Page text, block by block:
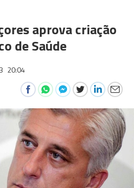
aprova criação
de Saúde
20:04